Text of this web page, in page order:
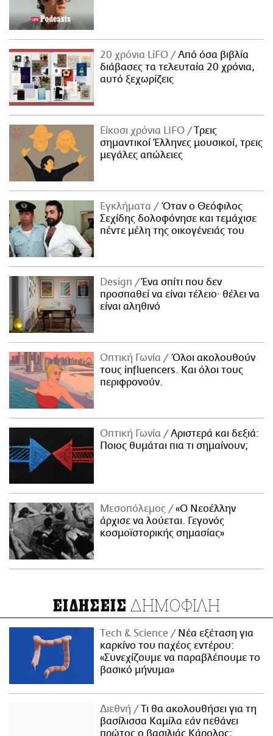
20 χρόνια LiFO
Από όσα βιβλία
διάβασες τα τελευταία 20 χρόνια,
αυτό ξεχωρίζεις
Είκοσι χρόνια LIFO
Tρεις
σημαντικοί Έλληνες μουσικοί, τρεις
μεγάλες απώλειες
Εγκλήματα
Όταν ο Θεόφιλος
Σεχίδης δολοφόνησε και τεμάχισε
πέντε μέλη της οικογένειάς του
Design
Ένα σπίτι που δεν
προσπαθεί να είναι τέλειο· θέλει να
είναι αληθινό
Οπτική Γωνία
Όλοι ακολουθούν
τους influencers. Και όλοι τους
περιφρονούν.
Οπτική Γωνία
Αριστερά και δεξιά:
Ποιος θυμάται πια τι σημαίνουν;
Μεσοπόλεμος
«Ο Νεοέλλην
άρχισε να λούεται. Γεγονός
κοσμοϊστορικής σημασίας»
ΕΙΔΗΣΕΙΣ ΔΗΜΟΦΙΛΗ
Τech & Science
Νέα εξέταση για
καρκίνο του παχέος εντέρου:
«Συνεχίζουμε να παραβλέπουμε το
βασικό μήνυμα»
Διεθνή
Τι θα ακολουθήσει για τη
βασίλισσα Καμίλα εάν πεθάνει
πρώτος ο βασιλιάς Κάρολος;